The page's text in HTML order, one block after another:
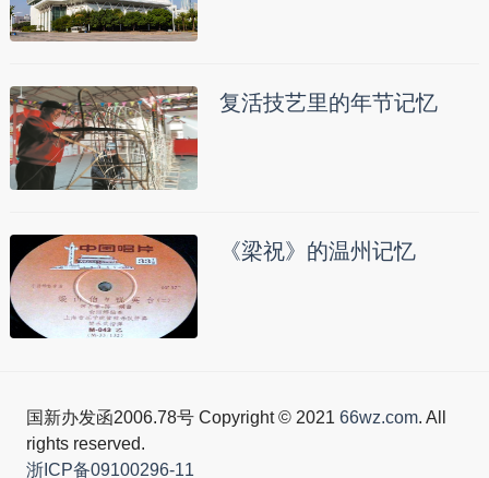
复活技艺里的年节记忆
《梁祝》的温州记忆
国新办发函2006.78号 Copyright © 2021 66wz.com. All
rights reserved.
浙ICP备09100296-11